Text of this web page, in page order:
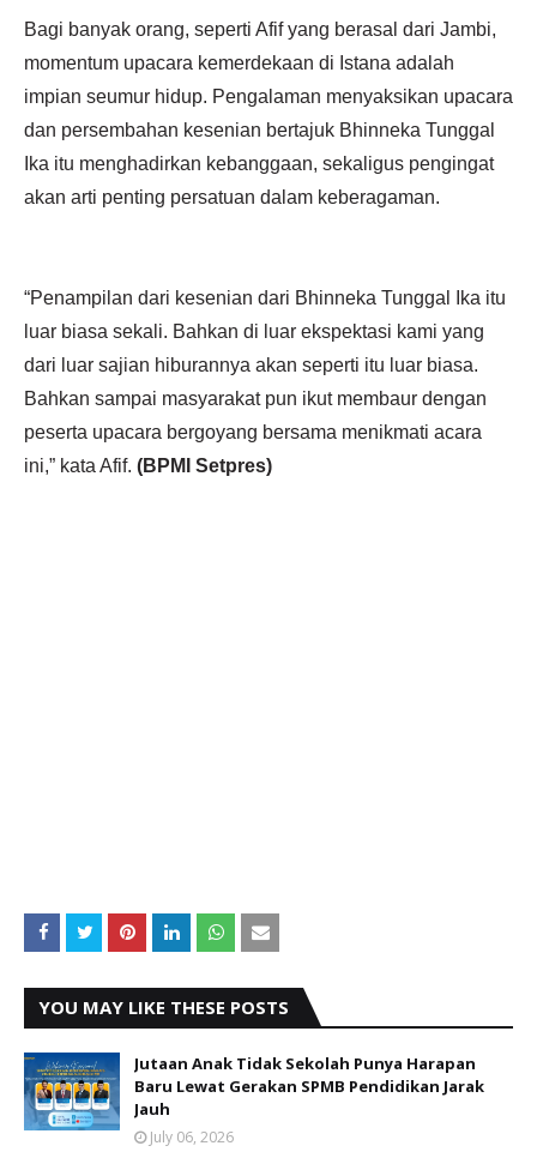
Bagi banyak orang, seperti Afif yang berasal dari Jambi,
momentum upacara kemerdekaan di Istana adalah
impian seumur hidup. Pengalaman menyaksikan upacara
dan persembahan kesenian bertajuk Bhinneka Tunggal
Ika itu menghadirkan kebanggaan, sekaligus pengingat
akan arti penting persatuan dalam keberagaman.
“Penampilan dari kesenian dari Bhinneka Tunggal Ika itu
luar biasa sekali. Bahkan di luar ekspektasi kami yang
dari luar sajian hiburannya akan seperti itu luar biasa.
Bahkan sampai masyarakat pun ikut membaur dengan
peserta upacara bergoyang bersama menikmati acara
ini,” kata Afif. (BPMI Setpres)
YOU MAY LIKE THESE POSTS
Jutaan Anak Tidak Sekolah Punya Harapan
Baru Lewat Gerakan SPMB Pendidikan Jarak
Jauh
July 06, 2026